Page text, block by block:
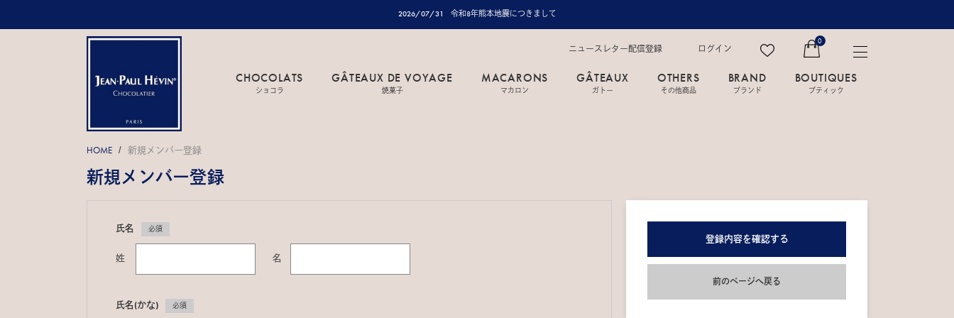
2026/07/31 令和8年熊本地震につきまして
ニュースレター配信登録 ログイン
0
CHOCOLATS
ショコラ
GÂTEAUX DE VOYAGE
焼菓子
MACARONS
マカロン
GÂTEAUX
ガトー
OTHERS
その他商品
BRAND
ブランド
BOUTIQUES
ブティック
HOME / 新規メンバー登録
新規メンバー登録
氏名 必須
姓 名
氏名(かな) 必須
登録内容を確認する
前のページへ戻る